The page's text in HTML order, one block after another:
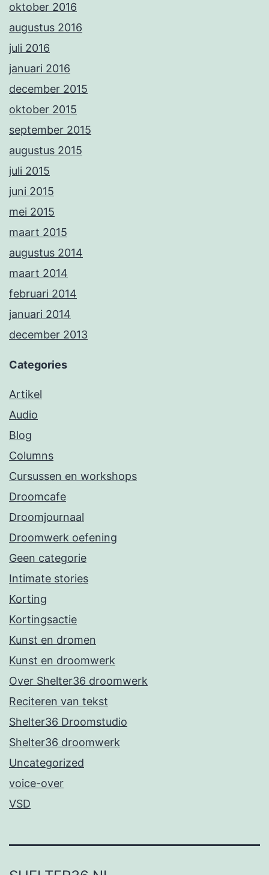
oktober 2016
augustus 2016
juli 2016
januari 2016
december 2015
oktober 2015
september 2015
augustus 2015
juli 2015
juni 2015
mei 2015
maart 2015
augustus 2014
maart 2014
februari 2014
januari 2014
december 2013
Categories
Artikel
Audio
Blog
Columns
Cursussen en workshops
Droomcafe
Droomjournaal
Droomwerk oefening
Geen categorie
Intimate stories
Korting
Kortingsactie
Kunst en dromen
Kunst en droomwerk
Over Shelter36 droomwerk
Reciteren van tekst
Shelter36 Droomstudio
Shelter36 droomwerk
Uncategorized
voice-over
VSD